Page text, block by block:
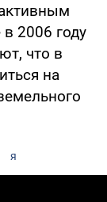
2006 году
что в
на